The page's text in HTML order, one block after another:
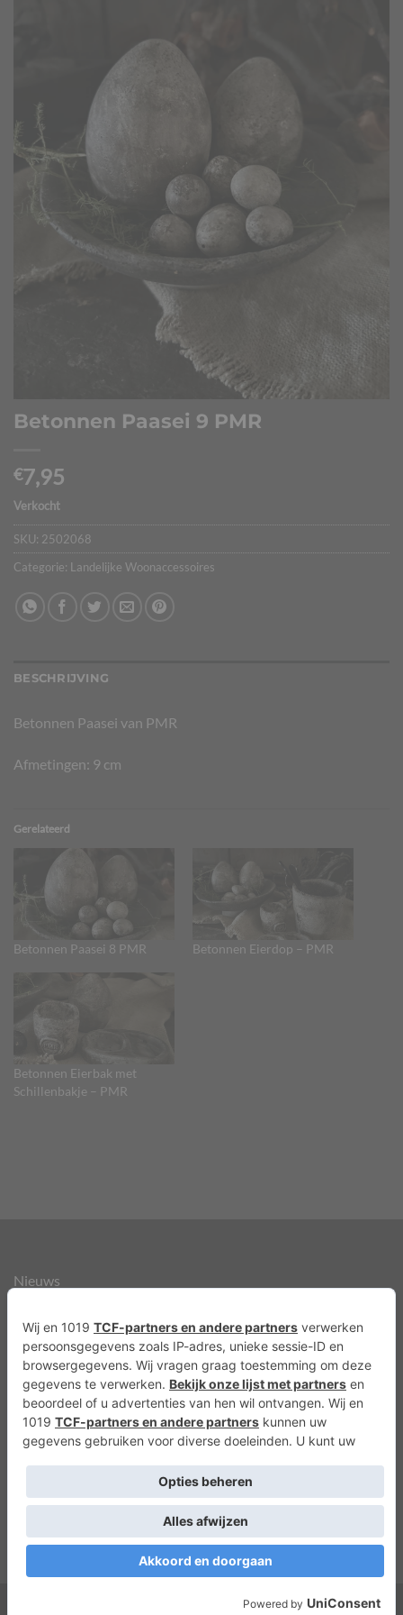
Betonnen Paasei 9 PMR
€7,95
Verkocht
SKU: 2502068
Categorie: Landelijke Woonaccessoires
BESCHRIJVING
Betonnen Paasei van PMR
Afmetingen: 9 cm
Gerelateerd
Betonnen Paasei 8 PMR Betonnen Eierdop – PMR
Betonnen Eierbak met
Schillenbakje – PMR
Nieuws
Over ons
Agenda
Privacyverklaring
Lots of Molly